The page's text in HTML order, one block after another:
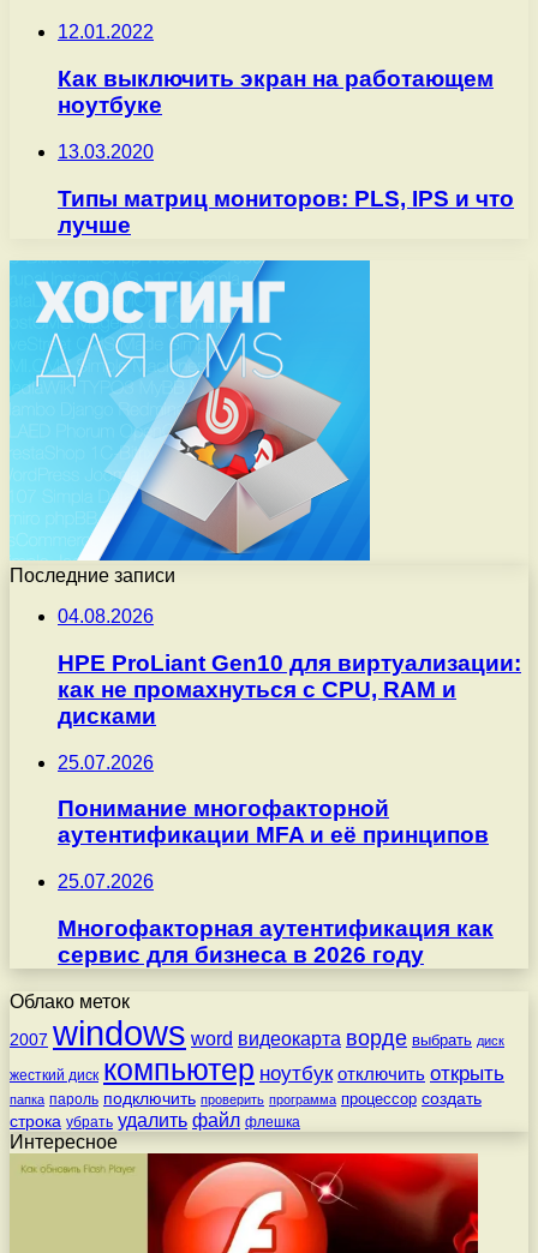
12.01.2022
Как выключить экран на работающем
ноутбуке
13.03.2020
Типы матриц мониторов: PLS, IPS и что
лучше
Последние записи
04.08.2026
HPE ProLiant Gen10 для виртуализации:
как не промахнуться с CPU, RAM и
дисками
25.07.2026
Понимание многофакторной
аутентификации MFA и её принципов
25.07.2026
Многофакторная аутентификация как
сервис для бизнеса в 2026 году
Облако меток
2007 windows word видеокарта ворде выбрать диск
жесткий диск компьютер ноутбук отключить открыть
папка пароль подключить проверить программа процессор создать
строка убрать удалить файл флешка
Интересное